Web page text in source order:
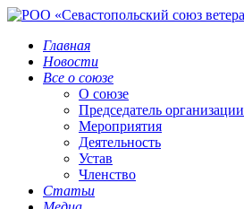
Главная
Новости
Все о союзе
О союзе
Председатель организации
Мероприятия
Деятельность
Устав
Членство
Статьи